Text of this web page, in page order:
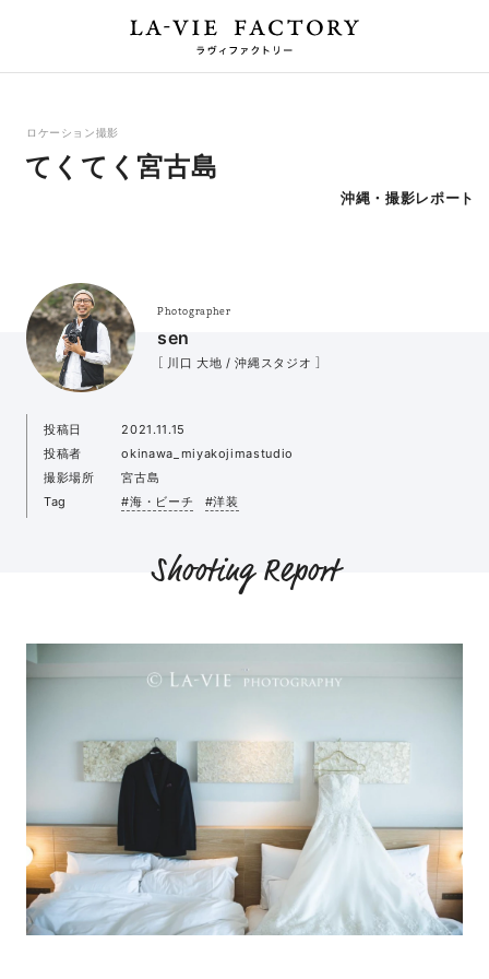
ロケーション撮影
てくてく宮古島
沖縄・撮影レポート
Photographer
sen
［ 川口 大地 / 沖縄スタジオ ］
投稿日
2021.11.15
投稿者
okinawa_miyakojimastudio
撮影場所
宮古島
Tag
#海・ビーチ #洋装
Shooting Report